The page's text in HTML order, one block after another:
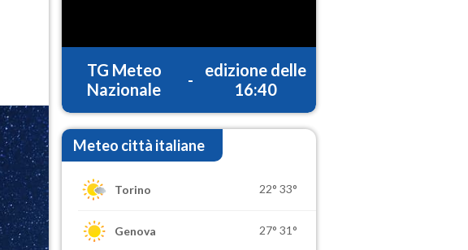
TG Meteo
Nazionale
-
edizione delle
16:40
Meteo città italiane
Torino 22° 33°
Genova 27° 31°